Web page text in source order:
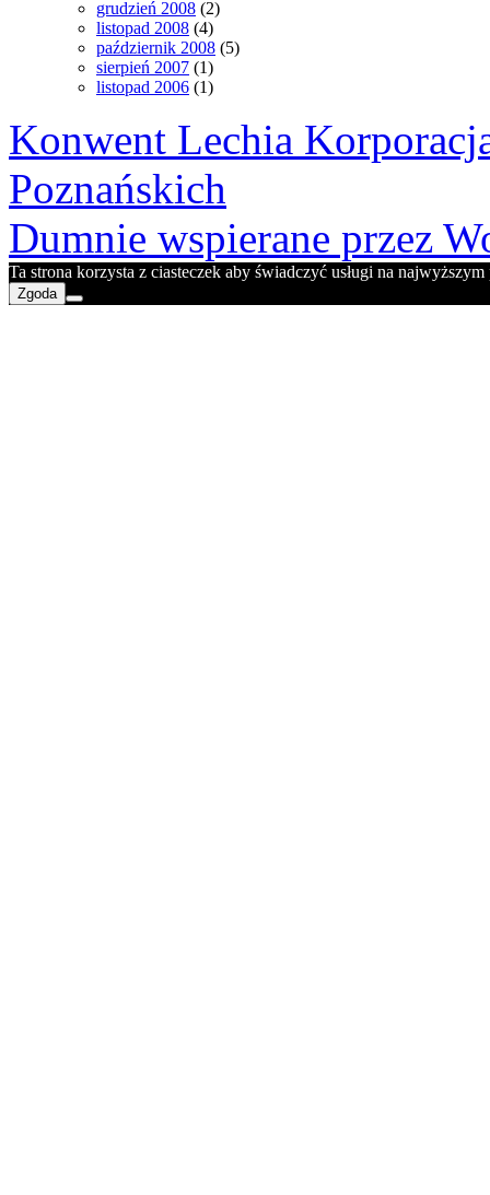
grudzień 2008 (2)
listopad 2008 (4)
październik 2008 (5)
sierpień 2007 (1)
listopad 2006 (1)
Konwent Lechia
Poznańskich
Dumnie wspierane przez
Ta strona korzysta z ciasteczek aby świadczyć usługi na
Zgoda